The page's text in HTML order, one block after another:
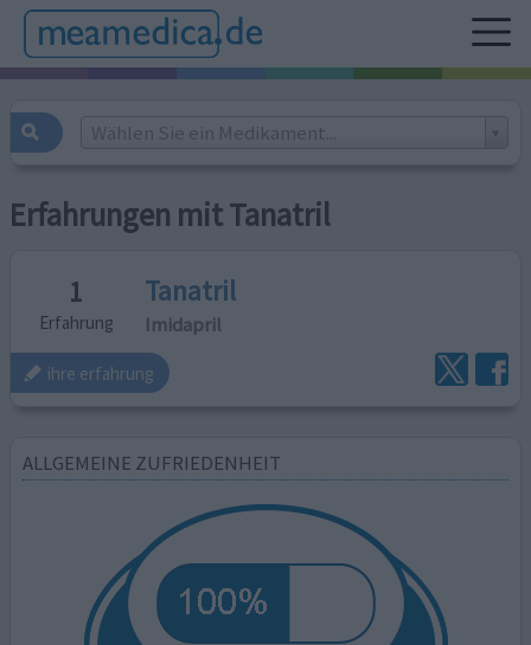
Wählen Sie ein Medikament...
Erfahrungen mit Tanatril
1
Erfahrung
Tanatril
Imidapril
ihre erfahrung
ALLGEMEINE ZUFRIEDENHEIT